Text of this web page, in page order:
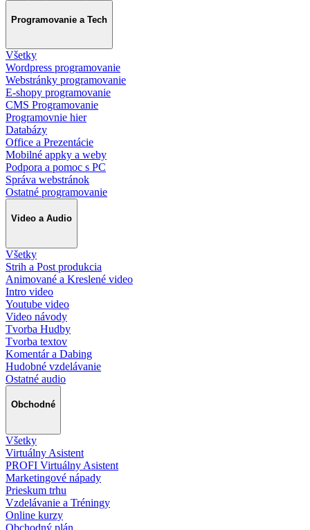
Programovanie a Tech
Všetky
Wordpress programovanie
Webstránky programovanie
E-shopy programovanie
CMS Programovanie
Programovnie hier
Databázy
Office a Prezentácie
Mobilné appky a weby
Podpora a pomoc s PC
Správa webstránok
Ostatné programovanie
Video a Audio
Všetky
Strih a Post produkcia
Animované a Kreslené video
Intro video
Youtube video
Video návody
Tvorba Hudby
Tvorba textov
Komentár a Dabing
Hudobné vzdelávanie
Ostatné audio
Obchodné
Všetky
Virtuálny Asistent
PROFI Virtuálny Asistent
Marketingové nápady
Prieskum trhu
Vzdelávanie a Tréningy
Online kurzy